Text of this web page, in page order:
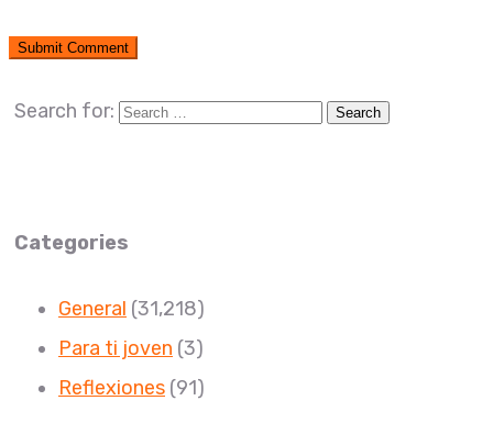
Search for:
Categories
General (31,218)
Para ti joven (3)
Reflexiones (91)